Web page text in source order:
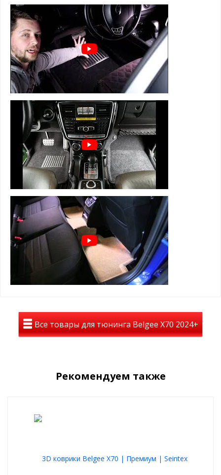
лужи под ногами зимой
⊕ имеют нестираемый подпятник из
нержавейки с антискользящими вставками
⊕ легко чистятся и просты в уходе
3D коврики Euromat серии LUX на
Белджи Х70 2024+ состоят из 5 слоев:
1 слой - супер прочная и мягкая велюровая
ткань
2 слой - вспененная, пористая резина для
устранения влаги, тепло и звукоизоляции
3 слой - водонепроницаемый полиуретан
4 слой - армированная металлическая сетка,
которая держит форму
5 слой - антискользящий для надежной
фиксации
+ нестираемый подпятник из
нержавейки с антискользящими
вставками
Все товары для тюнинга Belgee X70 2024+
Рекомендуем также